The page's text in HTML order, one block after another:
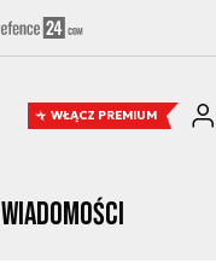
WŁĄCZ PREMIUM
Wiadomości